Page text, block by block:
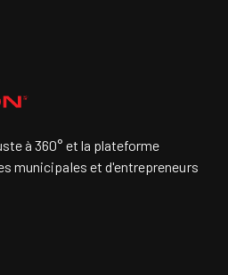
à 360° et la plateforme
municipales et d'entrepreneurs